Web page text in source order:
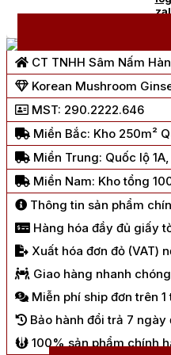
CT TNHH Sâm Nấm
Korean Mushroom
MST: 290.2222.646
Miền Bắc: Kho 250m²
Miền Trung: Quốc lộ
Miền Nam: Kho tổng
Thông tin sản phẩm
Hàng hóa đầy đủ giấy
Xuất hóa đơn đỏ (VAT)
Giao hàng nhanh chóng
Miễn phí ship đơn trên 1
Bảo hành đổi trả 7 ngày
100% sản phẩm chính